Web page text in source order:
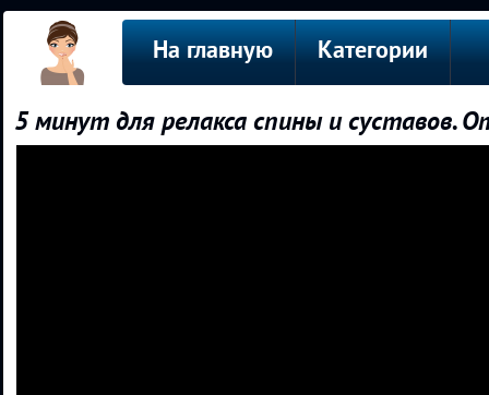
На главную Категории
5 минут для релакса спины и суставов.